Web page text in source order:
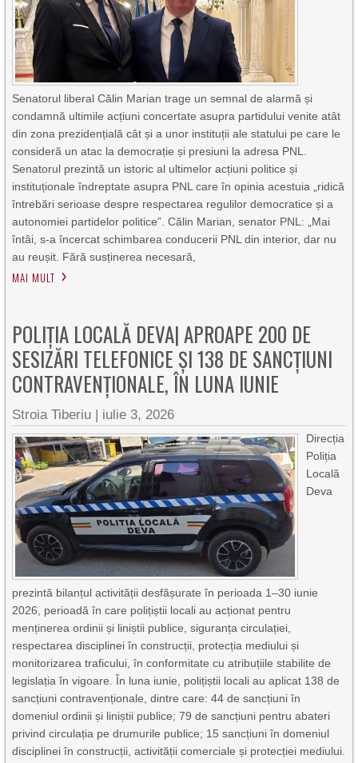
Senatorul liberal Călin Marian trage un semnal de alarmă și
condamnă ultimile acțiuni concertate asupra partidului venite atât
din zona prezidențială cât și a unor instituții ale statului pe care le
consideră un atac la democrație și presiuni la adresa PNL.
Senatorul prezintă un istoric al ultimelor acțiuni politice și
instituționale îndreptate asupra PNL care în opinia acestuia „ridică
întrebări serioase despre respectarea regulilor democratice și a
autonomiei partidelor politice”. Călin Marian, senator PNL: „Mai
întâi, s-a încercat schimbarea conducerii PNL din interior, dar nu
au reușit. Fără susținerea necesară,
MAI MULT
POLIȚIA LOCALĂ DEVA| APROAPE 200 DE
SESIZĂRI TELEFONICE ȘI 138 DE SANCȚIUNI
CONTRAVENȚIONALE, ÎN LUNA IUNIE
Stroia Tiberiu | iulie 3, 2026
Direcția
Poliția
Locală
Deva
prezintă bilanțul activității desfășurate în perioada 1–30 iunie
2026, perioadă în care polițiștii locali au acționat pentru
menținerea ordinii și liniștii publice, siguranța circulației,
respectarea disciplinei în construcții, protecția mediului și
monitorizarea traficului, în conformitate cu atribuțiile stabilite de
legislația în vigoare. În luna iunie, polițiștii locali au aplicat 138 de
sancțiuni contravenționale, dintre care: 44 de sancțiuni în
domeniul ordinii și liniștii publice; 79 de sancțiuni pentru abateri
privind circulația pe drumurile publice; 15 sancțiuni în domeniul
disciplinei în construcții, activității comerciale și protecției mediului.